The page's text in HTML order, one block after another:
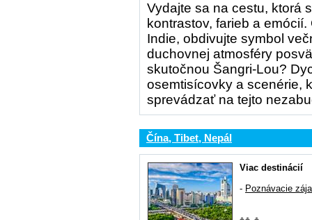
Vydajte sa na cestu, ktorá
kontrastov, farieb a
Indie, obdivujte symbol
duchovnej atmosféry
skutočnou Šangri-Lou?
osemtisícovky a scenérie,
sprevádzať na tejto
Čína, Tibet, Nepál
Viac destinácií
- Poznávacie